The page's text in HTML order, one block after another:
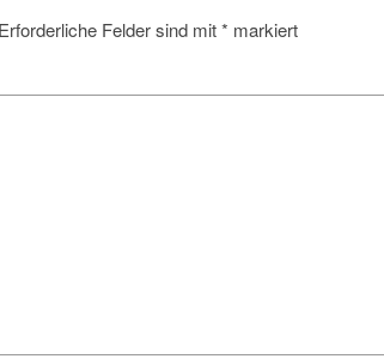
Erforderliche Felder sind mit* markiert